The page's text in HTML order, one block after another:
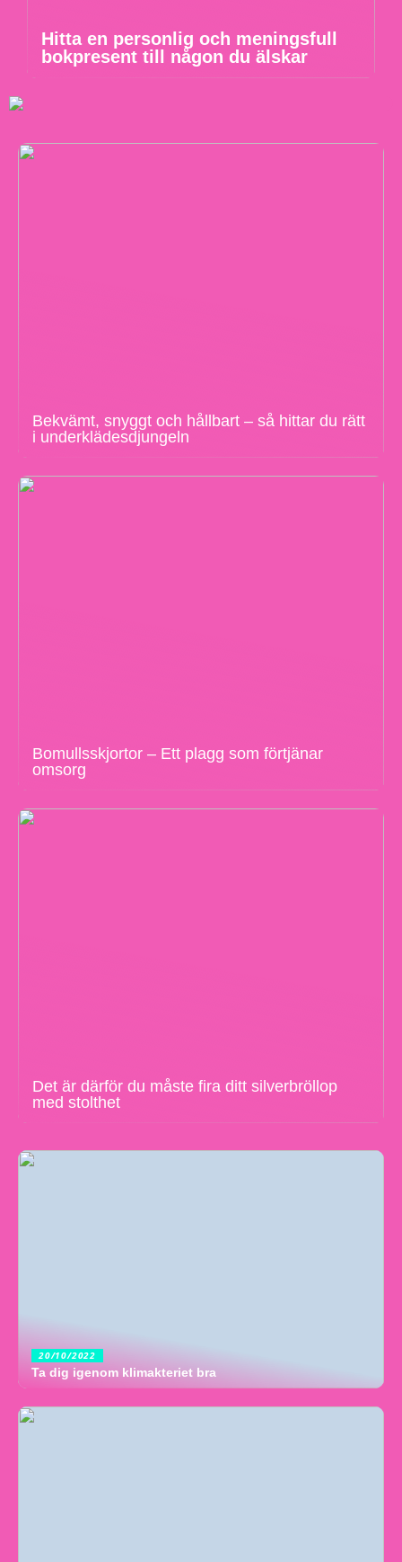
Hitta en personlig och meningsfull
bokpresent till någon du älskar
Bekvämt, snyggt och hållbart – så hittar du rätt
i underklädesdjungeln
Bomullsskjortor – Ett plagg som förtjänar
omsorg
Det är därför du måste fira ditt silverbröllop
med stolthet
20/10/2022
Ta dig igenom klimakteriet bra